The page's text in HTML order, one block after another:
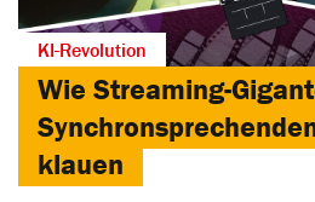
KI-Revolution
Wie Streaming-
klauen